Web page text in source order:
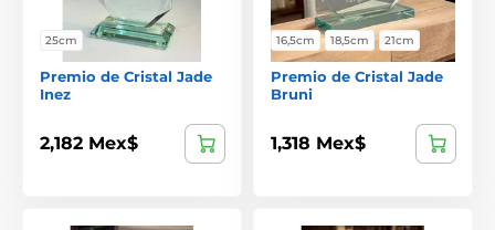
25cm
Premio de Cristal Jade
Inez
2,182 Mex$
16,5cm 18,5cm 21cm
Premio de Cristal Jade
Bruni
1,318 Mex$